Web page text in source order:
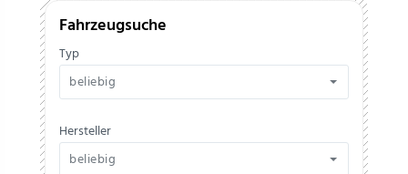
Fahrzeugsuche
Typ
beliebig
Hersteller
beliebig